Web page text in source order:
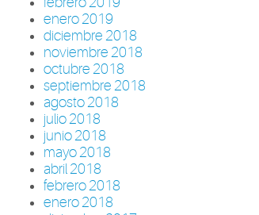
enero 2019
diciembre 2018
noviembre 2018
octubre 2018
septiembre 2018
agosto 2018
julio 2018
junio 2018
mayo 2018
abril 2018
febrero 2018
enero 2018